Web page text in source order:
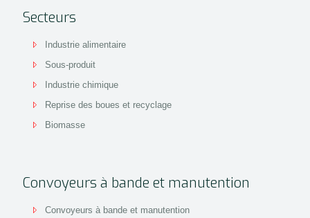
Secteurs
Industrie alimentaire
Sous-produit
Industrie chimique
Reprise des boues et recyclage
Biomasse
Convoyeurs à bande et manutention
Convoyeurs à bande et manutention